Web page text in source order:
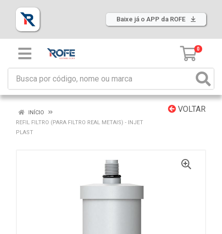
Baixe já o APP da ROFE
0
VOLTAR
INÍCIO
REFIL FILTRO (PARA FILTRO REAL METAIS) - INJET
PLAST